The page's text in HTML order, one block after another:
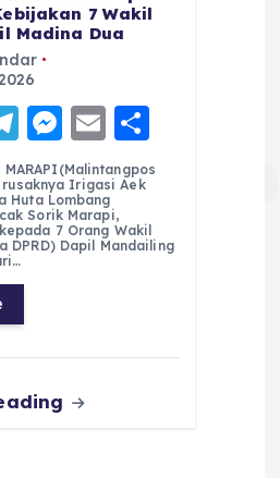
7 Wakil
Madina Dua
T
el
e
g
r
a
m
M
e
ss
e
n
E
m
ai
l
h
re
MARAPI(Malintangpos
Irigasi Aek
Huta Lombang
Sorik Marapi,
7 Orang Wakil
DPRD) Dapil Mandailing